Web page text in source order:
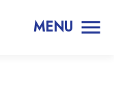
MENU